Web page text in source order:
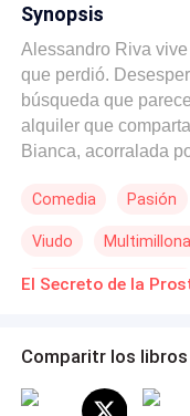
Synopsis
Alessandro Riva
que perdió.
búsqueda que
alquiler que
Bianca, acorralada
única salida. Ella
esconde una mujer
dispuesta a ser el
reemplazo, pero
imperio que él
Comedia Pasión
Viudo
Historia de redención
Comparitr los libros